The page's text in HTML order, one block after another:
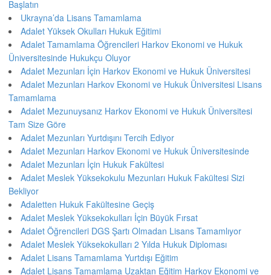
Başlatın
Ukrayna’da Lisans Tamamlama
Adalet Yüksek Okulları Hukuk Eğitimi
Adalet Tamamlama Öğrencileri Harkov Ekonomi ve Hukuk
Üniversitesinde Hukukçu Oluyor
Adalet Mezunları İçin Harkov Ekonomi ve Hukuk Üniversitesi
Adalet Mezunları Harkov Ekonomi ve Hukuk Üniversitesi Lisans
Tamamlama
Adalet Mezunuysanız Harkov Ekonomi ve Hukuk Üniversitesi
Tam Size Göre
Adalet Mezunları Yurtdışını Tercih Ediyor
Adalet Mezunları Harkov Ekonomi ve Hukuk Üniversitesinde
Adalet Mezunları İçin Hukuk Fakültesi
Adalet Meslek Yüksekokulu Mezunları Hukuk Fakültesi Sizi
Bekliyor
Adaletten Hukuk Fakültesine Geçiş
Adalet Meslek Yüksekokulları İçin Büyük Fırsat
Adalet Öğrencileri DGS Şartı Olmadan Lisans Tamamlıyor
Adalet Meslek Yüksekokulları 2 Yılda Hukuk Diploması
Adalet Lisans Tamamlama Yurtdışı Eğitim
Adalet Lisans Tamamlama Uzaktan Eğitim Harkov Ekonomi ve